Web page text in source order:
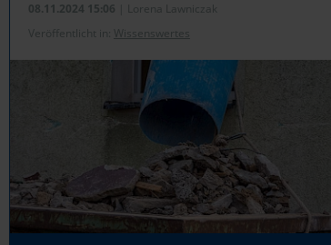
08.11.2024 15:06
| Lorena Lawniczak
Veröffentlicht in: Wissenswertes